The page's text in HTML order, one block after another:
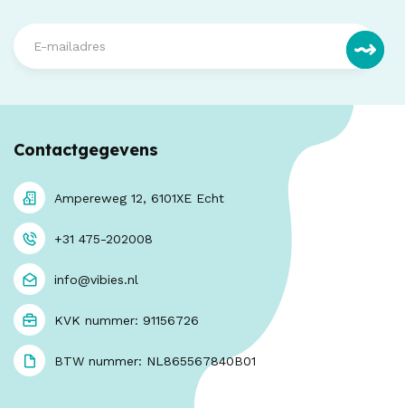
Contactgegevens
Ampereweg 12, 6101XE Echt
+31 475-202008
info@vibies.nl
KVK nummer: 91156726
BTW nummer: NL865567840B01